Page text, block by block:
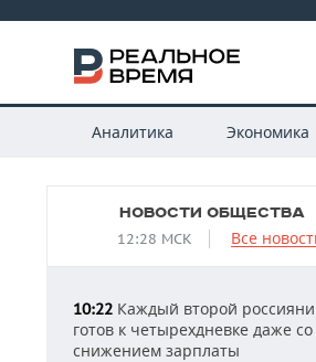
Аналитика Экономика
НОВОСТИ ОБЩЕСТВА
12:28 МСК Все
10:22 Каждый второй
готов к четырехдневке даже со
снижением зарплаты